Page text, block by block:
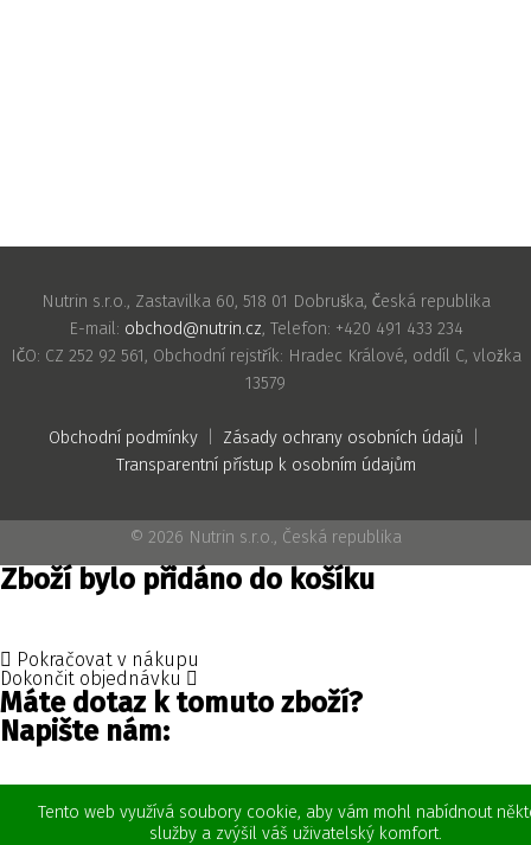
Nutrin s.r.o., Zastavilka 60, 518 01 Dobruška, Česká republika
E-mail: obchod@nutrin.cz, Telefon: +420 491 433 234
IČO: CZ 252 92 561, Obchodní rejstřík: Hradec Králové, oddíl C, vložka
13579
Obchodní podmínky| Zásady ochrany osobních údajů
Transparentní přístup k osobním údajům
© 2026 Nutrin s.r.o., Česká republika
Tento web využívá soubory cookie, aby vám mohl nabídnout
služby a zvýšil váš uživatelský komfort.
Zboží bylo přidáno do košíku
Pokračovat v nákupu
Dokončit objednávku
Máte dotaz k tomuto zboží?
Napište nám: